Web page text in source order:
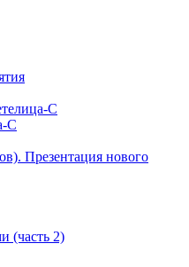
С
С
Презентация нового
(часть 2)